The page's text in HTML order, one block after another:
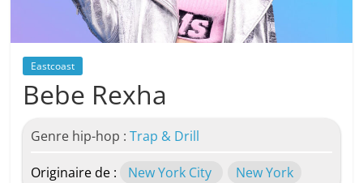
Eastcoast
Bebe Rexha
Genre hip-hop :Trap & Drill
Originaire de : New York City New York